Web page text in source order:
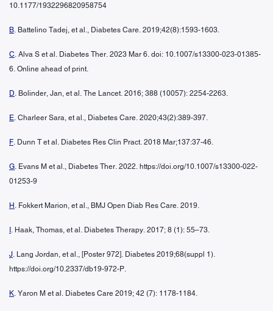
10.1177/1932296820958754
B. Battelino Tadej, et al., Diabetes Care. 2019;42(8):1593-1603.
C. Alva S et al. Diabetes Ther. 2023 Mar 6. doi: 10.1007/s13300-023-01385-
6. Online ahead of print.
D. Bolinder, Jan, et al. The Lancet. 2016; 388 (10057): 2254-2263.
E. Charleer Sara, et al., Diabetes Care. 2020;43(2):389-397.
F. Dunn T et al. Diabetes Res Clin Pract. 2018 Mar;137:37-46.
G. Evans M et al., Diabetes Ther. 2022. https://doi.org/10.1007/s13300-022-
01253-9
H . Fokkert Marion, et al., BMJ Open Diab Res Care. 2019.
. Haak, Thomas, et al. Diabetes Therapy. 2017; 8 (1): 55–73.
J. Lang Jordan, et al., [Poster 972]. Diabetes 2019;68(suppl 1).
https://doi.org/10.2337/db19-972-P.
K. Yaron M et al. Diabetes Care 2019; 42 (7): 1178-1184.